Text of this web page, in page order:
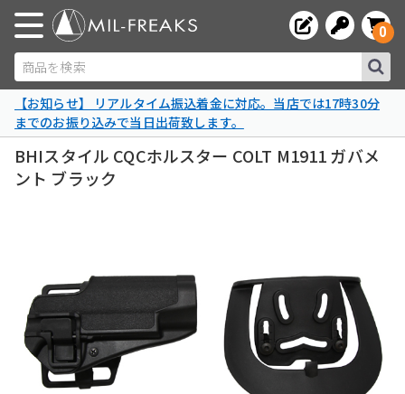
商品を検索
0
【お知らせ】 リアルタイム振込着金に対応。当店では17時30分
までのお振り込みで当日出荷致します。
BHIスタイル CQCホルスター COLT M1911 ガバメ
ント ブラック